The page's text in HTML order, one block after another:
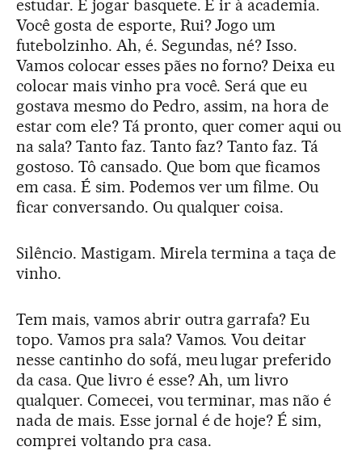
estudar. E jogar basquete. E ir à academia.
Você gosta de esporte, Rui? Jogo um
futebolzinho. Ah, é. Segundas, né? Isso.
Vamos colocar esses pães no forno? Deixa eu
colocar mais vinho pra você. Será que eu
gostava mesmo do Pedro, assim, na hora de
estar com ele? Tá pronto, quer comer aqui ou
na sala? Tanto faz. Tanto faz? Tanto faz. Tá
gostoso. Tô cansado. Que bom que ficamos
em casa. É sim. Podemos ver um filme. Ou
ficar conversando. Ou qualquer coisa.
Silêncio. Mastigam. Mirela termina a taça de
vinho.
Tem mais, vamos abrir outra garrafa? Eu
topo. Vamos pra sala? Vamos. Vou deitar
nesse cantinho do sofá, meu lugar preferido
da casa. Que livro é esse? Ah, um livro
qualquer. Comecei, vou terminar, mas não é
nada de mais. Esse jornal é de hoje? É sim,
comprei voltando pra casa.